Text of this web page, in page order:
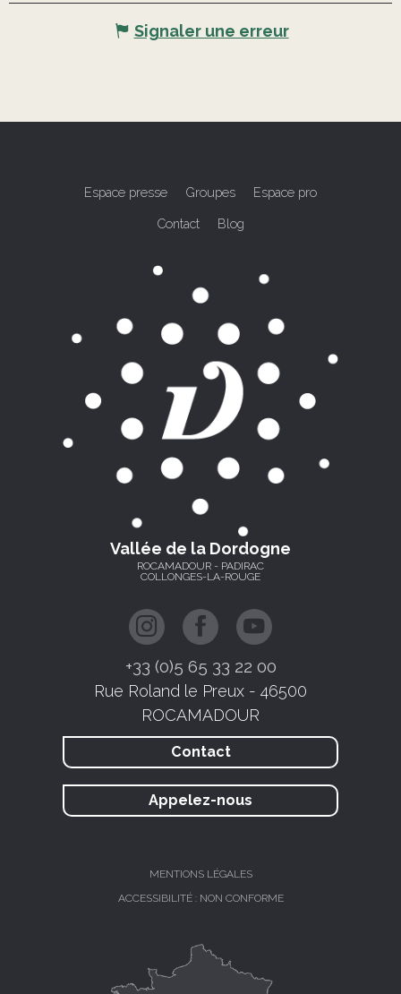
Signaler une erreur
Espace presse Groupes Espace pro
Contact Blog
Vallée de la Dordogne
ROCAMADOUR - PADIRAC
COLLONGES-LA-ROUGE
+33 (0)5 65 33 22 00
Rue Roland le Preux - 46500
ROCAMADOUR
Contact
Appelez-nous
MENTIONS LÉGALES
ACCESSIBILITÉ : NON CONFORME